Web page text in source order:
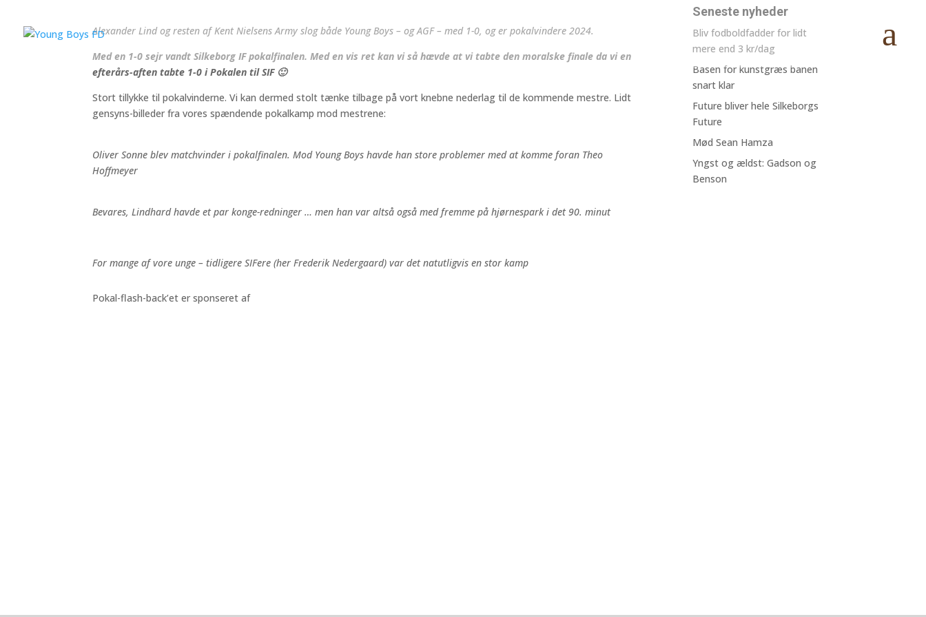
Alexander Lind og resten af Kent Nielsens Army slog både Young Boys – og AGF – med 1-0, og er pokalvindere 2024.
Med en 1-0 sejr vandt Silkeborg IF pokalfinalen. Med en vis ret kan vi så hævde at vi tabte den moralske finale da vi en
efterårs-aften tabte 1-0 i Pokalen til SIF 🙂
Stort tillykke til pokalvinderne. Vi kan dermed stolt tænke tilbage på vort knebne nederlag til de kommende mestre. Lidt
gensyns-billeder fra vores spændende pokalkamp mod mestrene:
Oliver Sonne blev matchvinder i pokalfinalen. Mod Young Boys havde han store problemer med at komme foran Theo
Hoffmeyer
Bevares, Lindhard havde et par konge-redninger … men han var altså også med fremme på hjørnespark i det 90. minut
For mange af vore unge – tidligere SIFere (her Frederik Nedergaard) var det natutligvis en stor kamp
Pokal-flash-back’et er sponseret af
Seneste nyheder
Bliv fodboldfadder for lidt
mere end 3 kr/dag
Basen for kunstgræs banen
snart klar
Future bliver hele Silkeborgs
Future
Mød Sean Hamza
Yngst og ældst: Gadson og
Benson